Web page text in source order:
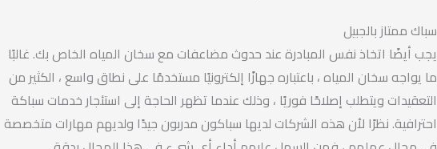
سباك ممتاز بالجبيل
يجب أيضًا اتخاذ نفس المبادرة عند حدوث مضاعفات مع سخان المياه الخاص بك. غالبًا
ما يواجه سخان المياه ، باعتباره جهازًا إلكترونيًا مستخدمًا على نطاق واسع ، الكثير من
التعقيدات ويتطلب إصلاحًا فوريًا ، وذلك عندما تظهر الحاجة إلى استئجار خدمات سباكة
احترافية. نظرًا لأن هذه الشركات لديها سباكون مدربون جيدًا ولديهم مهارات متخصصة